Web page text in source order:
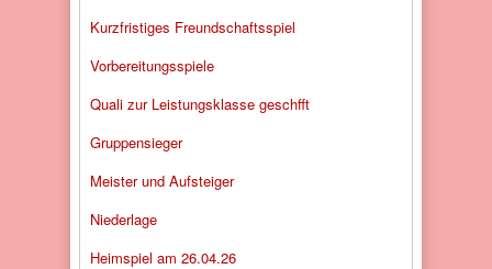
Kurzfristiges Freundschaftsspiel
Vorbereitungsspiele
Quali zur Leistungsklasse geschfft
Gruppensieger
Meister und Aufsteiger
Niederlage
Heimspiel am 26.04.26